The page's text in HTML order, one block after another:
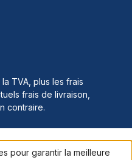
TVA, plus les frais
frais de livraison,
contraire.
pour garantir la meilleure